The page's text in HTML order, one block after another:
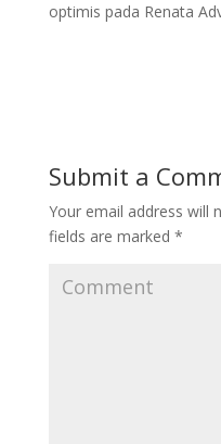
optimis pada Renata
Submit a
Your email address will
fields are marked *